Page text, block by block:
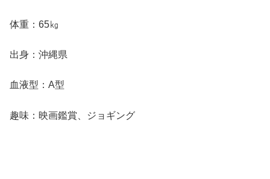
体重：65㎏
出身：沖縄県
血液型：A型
趣味：映画鑑賞、ジョギング